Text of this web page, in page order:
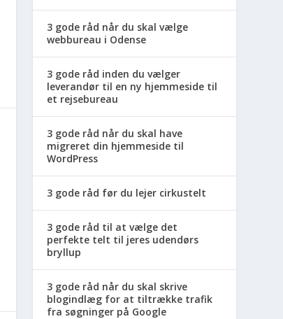
3 gode råd når du skal vælge
webbureau i Odense
3 gode råd inden du vælger
leverandør til en ny hjemmeside til
et rejsebureau
3 gode råd når du skal have
migreret din hjemmeside til
WordPress
3 gode råd før du lejer cirkustelt
3 gode råd til at vælge det
perfekte telt til jeres udendørs
bryllup
3 gode råd når du skal skrive
blogindlæg for at tiltrække trafik
fra søgninger på Google